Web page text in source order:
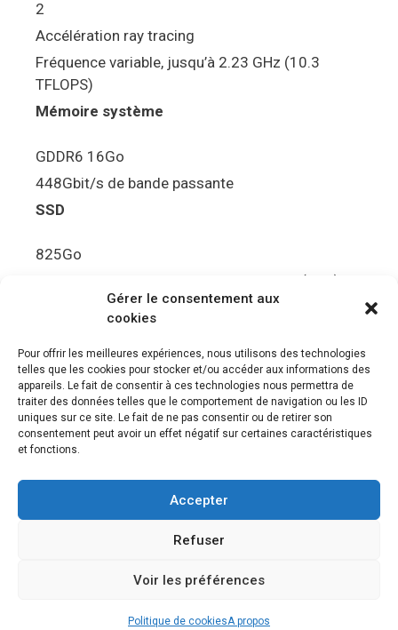
Gérer le consentement aux
cookies
Pour offrir les meilleures expériences, nous utilisons des technologies
telles que les cookies pour stocker et/ou accéder aux informations des
appareils. Le fait de consentir à ces technologies nous permettra de
traiter des données telles que le comportement de navigation ou les ID
uniques sur ce site. Le fait de ne pas consentir ou de retirer son
consentement peut avoir un effet négatif sur certaines caractéristiques
et fonctions.
Accepter
Refuser
Voir les préférences
Politique de cookiesA propos
2
Accélération ray tracing
Fréquence variable, jusqu’à 2.23 GHz (10.3
TFLOPS)
Mémoire système
GDDR6 16Go
448Gbit/s de bande passante
SSD
825Go
5.5Gbit/s de bande passante en lecture (Brut)
Disque de jeu PS5
Ultra HD Blu-ray™, jusqu’à 100Go/disque
Sortie vidéo
Compatibilité avec les téléviseurs 4K 120Hz et
8K, VRR (spécification HDMI v. 2.1)
“Tempest” 3D AudioTec
Construit avecGeneratePress